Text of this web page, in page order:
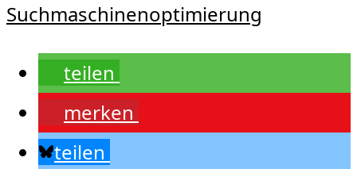
Suchmaschinenoptimierung
teilen
merken
teilen